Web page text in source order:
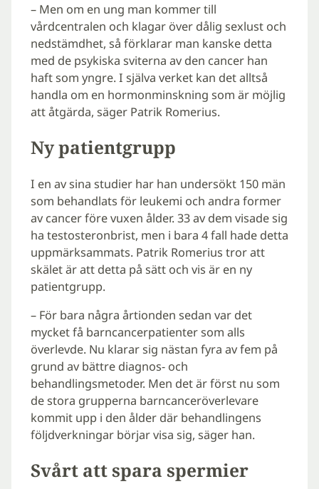
– Men om en ung man kommer till
vårdcentralen och klagar över dålig sexlust och
nedstämdhet, så förklarar man kanske detta
med de psykiska sviterna av den cancer han
haft som yngre. I själva verket kan det alltså
handla om en hormonminskning som är möjlig
att åtgärda, säger Patrik Romerius.
Ny patientgrupp
I en av sina studier har han undersökt 150 män
som behandlats för leukemi och andra former
av cancer före vuxen ålder. 33 av dem visade sig
ha testosteronbrist, men i bara 4 fall hade detta
uppmärksammats. Patrik Romerius tror att
skälet är att detta på sätt och vis är en ny
patientgrupp.
– För bara några årtionden sedan var det
mycket få barncancerpatienter som alls
överlevde. Nu klarar sig nästan fyra av fem på
grund av bättre diagnos- och
behandlingsmetoder. Men det är först nu som
de stora grupperna barncanceröverlevare
kommit upp i den ålder där behandlingens
följdverkningar börjar visa sig, säger han.
Svårt att spara spermier